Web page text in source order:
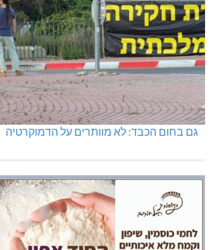
גם בחום הכבד: לא מוותרים על הדמוקרטיה